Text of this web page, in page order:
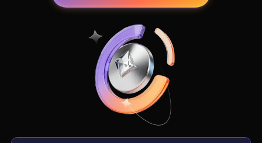
View all tools